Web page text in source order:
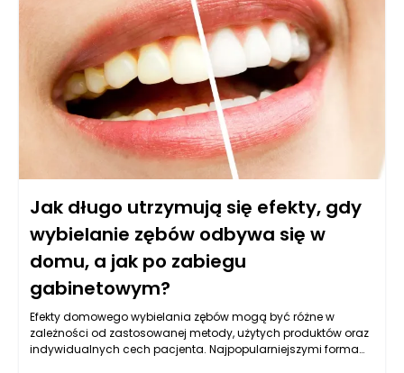
Jak długo utrzymują się efekty, gdy
wybielanie zębów odbywa się w
domu, a jak po zabiegu
gabinetowym?
Efekty domowego wybielania zębów mogą być różne w
zależności od zastosowanej metody, użytych produktów oraz
indywidualnych cech pacjenta. Najpopularniejszymi formami